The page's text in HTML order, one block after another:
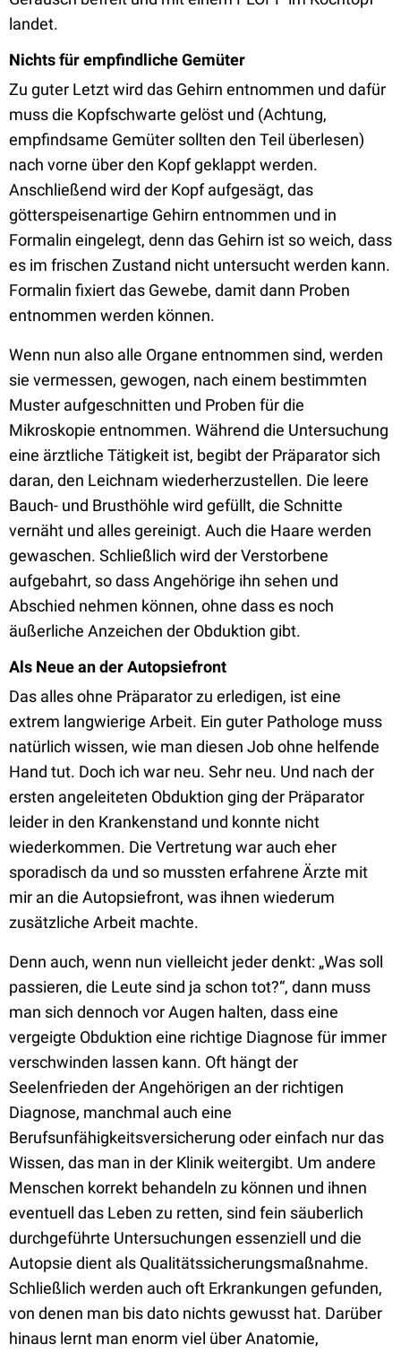
landet.
Nichts für empfindliche Gemüter
Zu guter Letzt wird das Gehirn entnommen und dafür
muss die Kopfschwarte gelöst und (Achtung,
empfindsame Gemüter sollten den Teil überlesen)
nach vorne über den Kopf geklappt werden.
Anschließend wird der Kopf aufgesägt, das
götterspeisenartige Gehirn entnommen und in
Formalin eingelegt, denn das Gehirn ist so weich, dass
es im frischen Zustand nicht untersucht werden kann.
Formalin fixiert das Gewebe, damit dann Proben
entnommen werden können.
Wenn nun also alle Organe entnommen sind, werden
sie vermessen, gewogen, nach einem bestimmten
Muster aufgeschnitten und Proben für die
Mikroskopie entnommen. Während die Untersuchung
eine ärztliche Tätigkeit ist, begibt der Präparator sich
daran, den Leichnam wiederherzustellen. Die leere
Bauch- und Brusthöhle wird gefüllt, die Schnitte
vernäht und alles gereinigt. Auch die Haare werden
gewaschen. Schließlich wird der Verstorbene
aufgebahrt, so dass Angehörige ihn sehen und
Abschied nehmen können, ohne dass es noch
äußerliche Anzeichen der Obduktion gibt.
Als Neue an der Autopsiefront
Das alles ohne Präparator zu erledigen, ist eine
extrem langwierige Arbeit. Ein guter Pathologe muss
natürlich wissen, wie man diesen Job ohne helfende
Hand tut. Doch ich war neu. Sehr neu. Und nach der
ersten angeleiteten Obduktion ging der Präparator
leider in den Krankenstand und konnte nicht
wiederkommen. Die Vertretung war auch eher
sporadisch da und so mussten erfahrene Ärzte mit
mir an die Autopsiefront, was ihnen wiederum
zusätzliche Arbeit machte.
Denn auch, wenn nun vielleicht jeder denkt: „Was soll
passieren, die Leute sind ja schon tot?“, dann muss
man sich dennoch vor Augen halten, dass eine
vergeigte Obduktion eine richtige Diagnose für immer
verschwinden lassen kann. Oft hängt der
Seelenfrieden der Angehörigen an der richtigen
Diagnose, manchmal auch eine
Berufsunfähigkeitsversicherung oder einfach nur das
Wissen, das man in der Klinik weitergibt. Um andere
Menschen korrekt behandeln zu können und ihnen
eventuell das Leben zu retten, sind fein säuberlich
durchgeführte Untersuchungen essenziell und die
Autopsie dient als Qualitätssicherungsmaßnahme.
Schließlich werden auch oft Erkrankungen gefunden,
von denen man bis dato nichts gewusst hat. Darüber
hinaus lernt man enorm viel über Anatomie,